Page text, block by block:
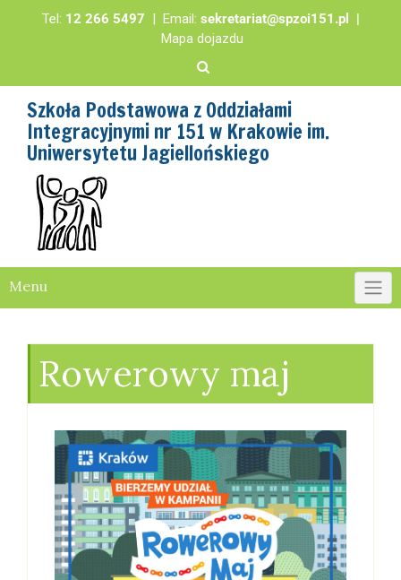
Tel: 12 266 5497 | Email: sekretariat@spzoi151.pl
|
Mapa dojazdu
Szkoła Podstawowa z Oddziałami
Integracyjnymi nr 151 w Krakowie im.
Uniwersytetu Jagiellońskiego
Menu
Rowerowy maj